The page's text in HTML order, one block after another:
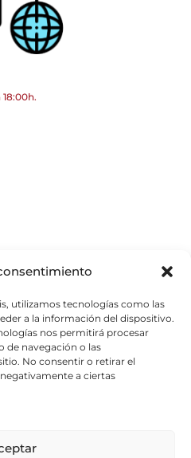
utilizamos tecnologías como las
a la información del dispositivo.
nos permitirá procesar
navegación o las
No consentir o retirar el
a ciertas